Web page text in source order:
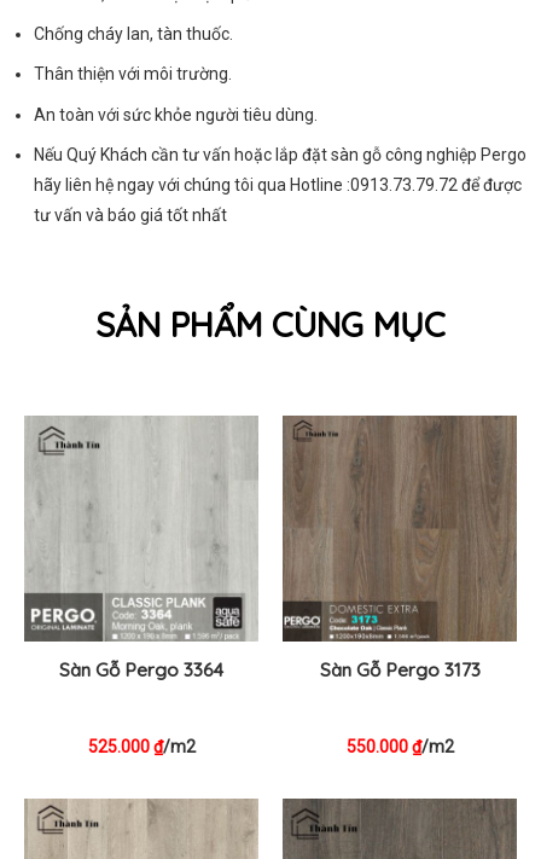
Chống cháy lan, tàn thuốc.
Thân thiện với môi trường.
An toàn với sức khỏe người tiêu dùng.
Nếu Quý Khách cần tư vấn hoặc lắp đặt sàn gỗ công nghiệp Pergo
hãy liên hệ ngay với chúng tôi qua Hotline :0913.73.79.72để được
tư vấn và báo giá tốt nhất
SẢN PHẨM CÙNG MỤC
Sàn Gỗ Pergo 3364
525.000₫/m2
Sàn Gỗ Pergo 3173
550.000₫/m2